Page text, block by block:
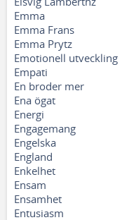
Emma
Emma Frans
Emma Prytz
Emotionell utveckling
Empati
En broder mer
Ena ögat
Energi
Engagemang
Engelska
England
Enkelhet
Ensam
Ensamhet
Entusiasm